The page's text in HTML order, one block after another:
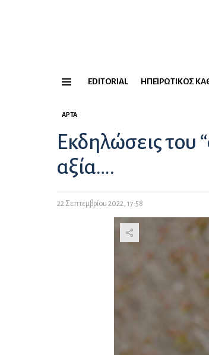
EDITORIAL ΗΠΕΙΡΏΤΙΚΟΣ
ΆΡΤΑ
Εκδηλώσεις του
αξία….
22 Σεπτεμβρίου 2022, 17:58